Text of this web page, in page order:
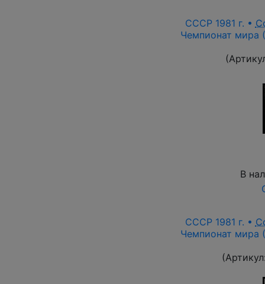
СССР 1981 г. •
Чемпионат мира
В
СССР 1981 г. •
Чемпионат мира